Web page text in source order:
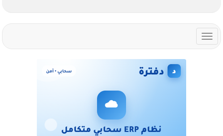
Toggle
navigation